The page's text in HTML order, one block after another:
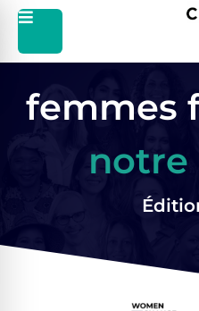
femmes
notre